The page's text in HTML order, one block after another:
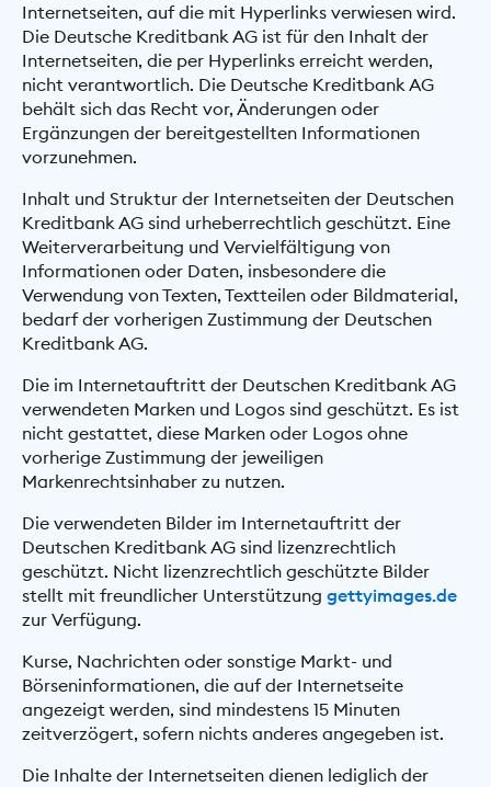
Internetseiten, auf die mit Hyperlinks verwiesen wird.
Die Deutsche Kreditbank AG ist für den Inhalt der
Internetseiten, die per Hyperlinks erreicht werden,
nicht verantwortlich. Die Deutsche Kreditbank AG
behält sich das Recht vor, Änderungen oder
Ergänzungen der bereitgestellten Informationen
vorzunehmen.
Inhalt und Struktur der Internetseiten der Deutschen
Kreditbank AG sind urheberrechtlich geschützt. Eine
Weiterverarbeitung und Vervielfältigung von
Informationen oder Daten, insbesondere die
Verwendung von Texten, Textteilen oder Bildmaterial,
bedarf der vorherigen Zustimmung der Deutschen
Kreditbank AG.
Die im Internetauftritt der Deutschen Kreditbank AG
verwendeten Marken und Logos sind geschützt. Es ist
nicht gestattet, diese Marken oder Logos ohne
vorherige Zustimmung der jeweiligen
Markenrechtsinhaber zu nutzen.
Die verwendeten Bilder im Internetauftritt der
Deutschen Kreditbank AG sind lizenzrechtlich
geschützt. Nicht lizenzrechtlich geschützte Bilder
stellt mit freundlicher Unterstützung gettyimages.de
zur Verfügung.
Kurse, Nachrichten oder sonstige Markt- und
Börseninformationen, die auf der Internetseite
angezeigt werden, sind mindestens 15 Minuten
zeitverzögert, sofern nichts anderes angegeben ist.
Die Inhalte der Internetseiten dienen lediglich der